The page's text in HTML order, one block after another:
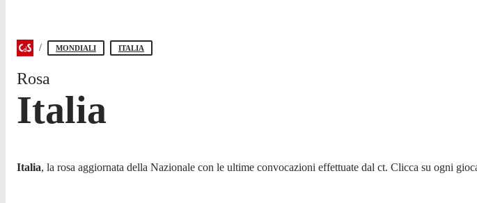
MONDIALI ITALIA
Rosa
Italia
Italia, la rosa aggiornata della Nazionale con le ultime convocazioni effettuate dal ct. Clicca su ogni